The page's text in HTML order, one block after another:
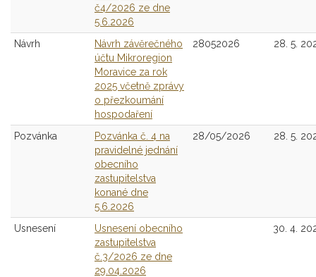
č4/2026 ze dne
5.6.2026
Návrh
Návrh závěrečného
účtu Mikroregion
Moravice za rok
2025 včetně zprávy
o přezkoumání
hospodaření
28052026 28. 5.
Pozvánka
Pozvánka č. 4 na
pravidelné jednání
obecního
zastupitelstva
konané dne
5.6.2026
28/05/2026 28. 5.
Usnesení
Usnesení obecního
zastupitelstva
č.3/2026 ze dne
29.04.2026
30. 4.